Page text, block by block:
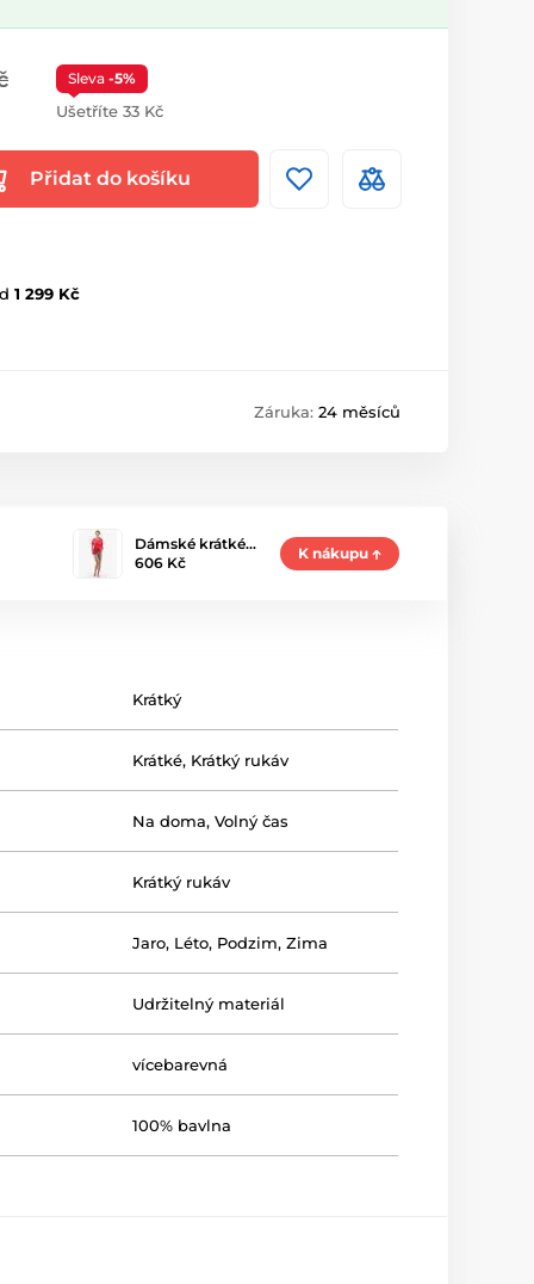
Sleva -5%
Ušetříte 33 Kč
Přidat do košíku
1 299 Kč
Záruka: 24 měsíců
Dámské krátké…
606 Kč
K nákupu
Krátký
Krátké, Krátký rukáv
Na doma,Volný čas
Krátký rukáv
Jaro, Léto, Podzim,Zima
Udržitelný materiál
vícebarevná
100% bavlna